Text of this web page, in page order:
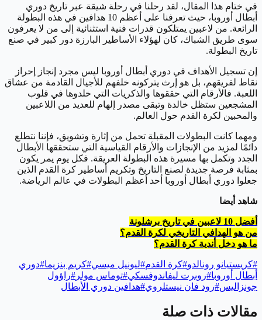
في ختام هذا المقال، لقد رحلنا في رحلة شيقة عبر تاريخ دوري
أبطال أوروبا، حيث تعرفنا على أعظم 10 هدافين في هذه البطولة
الرائعة. من لاعبين يمتلكون قدرات فنية استثنائية إلى من لا يعرفون
سوى طريق الشباك، كان لهؤلاء الأساطير البارزة دور كبير في صنع
تاريخ البطولة.
إن تسجيل الأهداف في دوري أبطال أوروبا ليس مجرد إنجاز إحراز
نقاط لفريقهم، بل هو إرث يتركونه خلفهم للأجيال القادمة من عشاق
اللعبة. فالأرقام التي حققوها والذكريات التي خلدوها في قلوب
المشجعين ستظل خالدة وتبقى مصدر إلهام للعديد من اللاعبين
والمحبين لكرة القدم حول العالم.
ومهما كانت البطولات المقبلة تحمل من إثارة وتشويق، فإننا نتطلع
دائمًا لمزيد من الإنجازات والأرقام القياسية التي ستحققها الأبطال
الجدد وتكمل بها مسيرة هذه البطولة العريقة. فكل يوم يمر يكون
بمثابة فرصة جديدة لصنع التاريخ وتكريم أساطير كرة القدم الذين
جعلوا دوري أبطال أوروبا أحد أعظم البطولات في عالم الرياضة.
شاهد أيضا
أفضل 10 لاعبين في تاريخ برشلونة
من هو الهدافي التاريخي لكرة القدم؟
ما هو دخل أندية كرة القدم؟
#كريستيانو رونالدو#كرة القدم#ليونيل ميسي#كريم بنزيما#دوري
أبطال أوروبا#روبرت ليفاندوفسكي#توماس مولر #راؤول
جونزاليس#رود فان نيستلروي#هدافين دوري الأبطال
مقالات ذات صلة